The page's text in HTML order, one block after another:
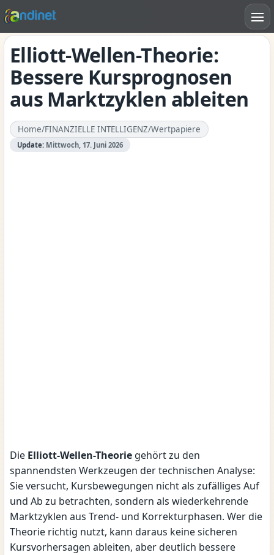
Elliott-Wellen-Theorie:
Bessere Kursprognosen
aus Marktzyklen ableiten
Home/FINANZIELLE INTELLIGENZ/Wertpapiere
Update:Mittwoch, 17. Juni 2026
Die Elliott-Wellen-Theoriegehört zu den
spannendsten Werkzeugen der technischen Analyse:
Sie versucht, Kursbewegungen nicht als zufälliges Auf
und Ab zu betrachten, sondern als wiederkehrende
Marktzyklen aus Trend- und Korrekturphasen. Wer die
Theorie richtig nutzt, kann daraus keine sicheren
Kursvorhersagen ableiten, aber deutlich bessere